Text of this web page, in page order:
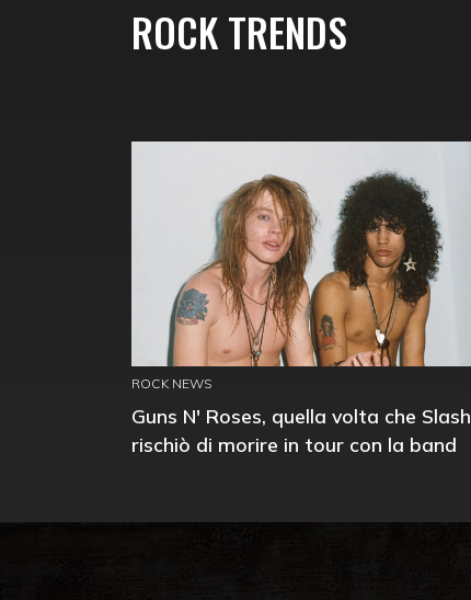
ROCK TRENDS
ROCK NEWS
Guns N' Roses, quella volta che Slash
rischiò di morire in tour con la band